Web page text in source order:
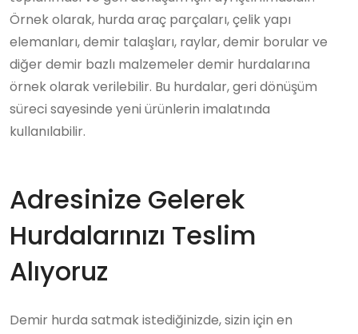
Örnek olarak, hurda araç parçaları, çelik yapı
elemanları, demir talaşları, raylar, demir borular ve
diğer demir bazlı malzemeler demir hurdalarına
örnek olarak verilebilir. Bu hurdalar, geri dönüşüm
süreci sayesinde yeni ürünlerin imalatında
kullanılabilir.
Adresinize Gelerek
Hurdalarınızı Teslim
Alıyoruz
Demir hurda satmak istediğinizde, sizin için en